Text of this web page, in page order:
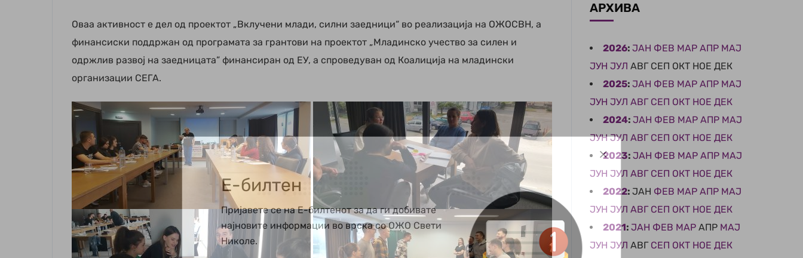
Оваа активност е дел од проектот „Вклучени млади, силни заедници“ во реализација на ОЖОСВН, а
финансиски поддржан од програмата за грантови на проектот „Младинско учество за силен и
одржлив развој на заедницата” финансиран од ЕУ, а спроведуван од Коалиција на младински
организации СЕГА.
АРХИВА
2026: ЈАН ФЕВ МАР АПР МАЈ
ЈУН ЈУЛ АВГ СЕП ОКТ НОЕ ДЕК
2025: ЈАН ФЕВ МАР АПР МАЈ
ЈУН ЈУЛ АВГ СЕП ОКТ НОЕ ДЕК
2024: ЈАН ФЕВ МАР АПР МАЈ
ЈУН ЈУЛ АВГ СЕП ОКТ НОЕ ДЕК
2023: ЈАН ФЕВ МАР АПР МАЈ
ЈУН ЈУЛ АВГ СЕП ОКТ НОЕ ДЕК
2022: ЈАН ФЕВ МАР АПР МАЈ
ЈУН ЈУЛ АВГ СЕП ОКТ НОЕ ДЕК
2021: ЈАН ФЕВ МАР АПР МАЈ
ЈУН ЈУЛ АВГ СЕП ОКТ НОЕ ДЕК
Е-билтен
Пријавете се на Е-билтенот за да ги добивате
најновите информации во врска со ОЖО Свети
Николе.